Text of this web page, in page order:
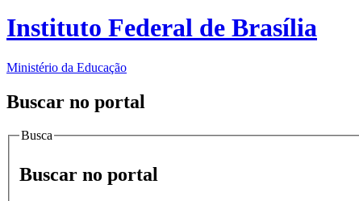
Instituto Federal de Brasília
Ministério da Educação
Buscar no portal
Busca
Buscar no portal